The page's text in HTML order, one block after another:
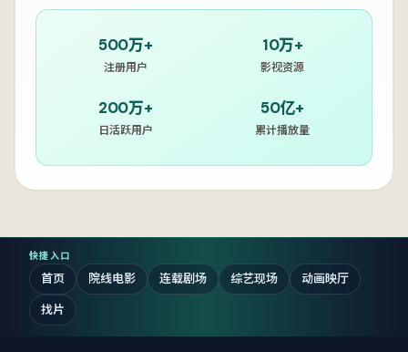
500万+
注册用户
10万+
影视资源
200万+
日活跃用户
50亿+
累计播放量
快捷入口
首页 院线电影 连载剧场 综艺现场
动画映厅
找片